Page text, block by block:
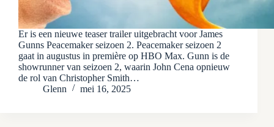
Er is een nieuwe teaser trailer uitgebracht voor James
Gunns Peacemaker seizoen 2. Peacemaker seizoen 2
gaat in augustus in première op HBO Max. Gunn is de
showrunner van seizoen 2, waarin John Cena opnieuw
de rol van Christopher Smith…
Glenn
mei 16, 2025